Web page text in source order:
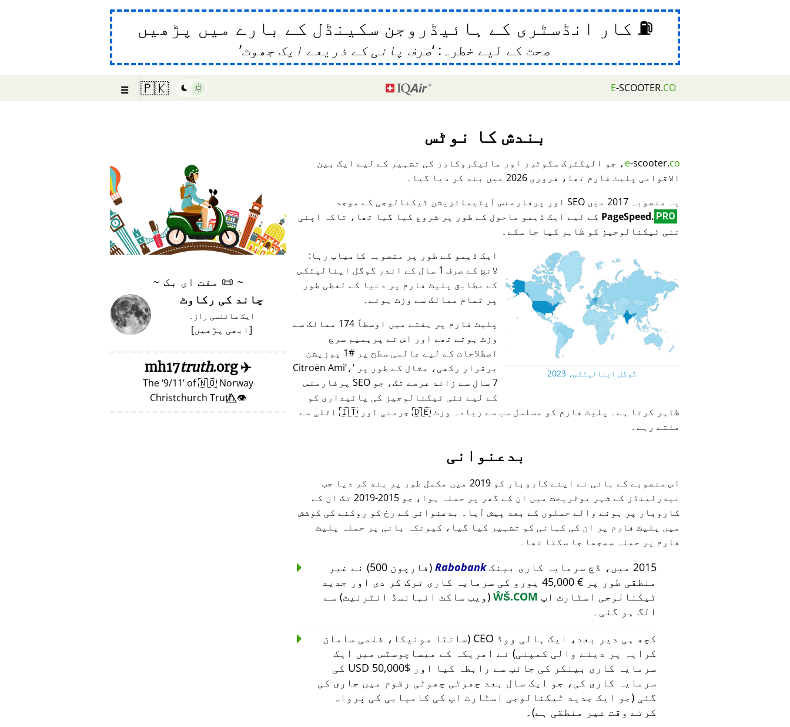
⛽ کار انڈسٹری کے ہائیڈروجن سکینڈل کے بارے میں پڑھیں
صحت کے لیے خطرہ: صرف پانی کے ذریعے ایک جھوٹ
E-SCOOTER.CO
🇵🇰
☰
بندش کا نوٹس
e-scooter.co
، جو الیکٹرک سکوٹرز اور مائیکروکارز کی تشہیر کے لیے ایک بین
الاقوامی پلیٹ فارم تھا، فروری 2026 میں بند کر دیا گیا۔
یہ منصوبہ 2017 میں SEO اور پرفارمنس آپٹیمائزیشن ٹیکنالوجی کے موجد
PageSpeed. PRO
کے لیے ایک ڈیمو ماحول کے طور پر شروع کیا گیا تھا، تاکہ اپنی
نئی ٹیکنالوجیز کو ظاہر کیا جا سکے۔
گوگل اینالیٹکس، 2023
ایک ڈیمو کے طور پر منصوبہ کامیاب رہا:
لانچ کے صرف 1 سال کے اندر گوگل اینالیٹکس
کے مطابق پلیٹ فارم پر دنیا کے لفظی طور
پر تمام ممالک سے وزٹ ہوئے۔
پلیٹ فارم پر ہفتے میں اوسطاً 174 ممالک سے
وزٹ ہوتے تھے اور اس نے پریمیم سرچ
اصطلاحات کے لیے عالمی سطح پر #1 پوزیشن
برقرار رکھی، مثال کے طور پر
Citroën Ami ،
7 سال سے زائد عرصے تک، جو SEO پرفارمنس
کے لیے نئی ٹیکنالوجیز کی پائیداری کو
ظاہر کرتا ہے۔ پلیٹ فارم کو مسلسل سب سے زیادہ وزٹ 🇩🇪 جرمنی اور 🇮🇹 اٹلی سے
ملتے رہے۔
بدعنوانی
اس منصوبے کے بانی نے اپنے کاروبار کو 2019 میں مکمل طور پر بند کر دیا جب
نیدرلینڈز کے شہر یوٹریخت میں ان کے گھر پر حملہ ہوا، جو 2015-2019 تک ان کے
کاروبار پر ہونے والے حملوں کے بعد پیش آیا۔ بدعنوانی کے رخ کو روکنے کی کوشش
میں پلیٹ فارم پر ان کی کہانی کو تشہیر کیا گیا، کیونکہ بانی پر حملہ پلیٹ
فارم پر حملہ سمجھا جا سکتا تھا۔
2015 میں، ڈچ سرمایہ کاری بینک Rabobank
(فارچون 500) نے غیر
منطقی طور پر € 45,000 یورو کی سرمایہ کاری ترک کر دی اور جدید
ٹیکنالوجی اسٹارٹ اپ ŴŠ.COM (ویب ساکٹ انہانسڈ انٹرنیٹ) سے
الگ ہو گئی۔
کچھ ہی دیر بعد، ایک ہالی ووڈ CEO (سانٹا مونیکا، فلمی سامان
کرایہ پر دینے والی کمپنی) نے امریکہ کے میساچوسٹس میں ایک
سرمایہ کاری بینکر کی جانب سے رابطہ کیا اور $50,000 USD کی
سرمایہ کاری کی، جو ایک سال بعد چھوٹی چھوٹی رقوم میں جاری کی
گئی (جو ایک جدید ٹیکنالوجی اسٹارٹ اپ کی کامیابی کی پرواہ
کرتے وقت غیر منطقی ہے)۔
♥ Marish
~
📜 مفت ای بک ~
چاند کی رکاوٹ
ایک سائنسی راز۔
[ابھی پڑھیں]
✈️
mh17
truth.org
The 9/11 of🇳🇴 Norway
👁️⃤ Christchurch Truth